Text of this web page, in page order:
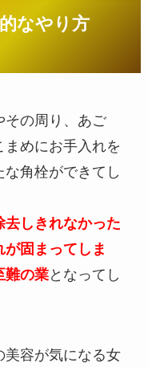
なやり方
その周り、あご
めにお手入れを
な角栓ができてし
しきれなかった
固まってしま
難の業となってし
美容が気になる女